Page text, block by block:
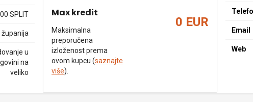
SPLIT
u
na
veliko
Max kredit
Maksimalna
preporučena
izloženost prema
ovom kupcu (saznajte
više).
0 EUR
Email
Web